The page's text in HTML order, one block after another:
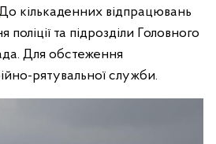
кількаденних відпрацювань
та підрозділи Головного
Для обстеження
рятувальної служби.